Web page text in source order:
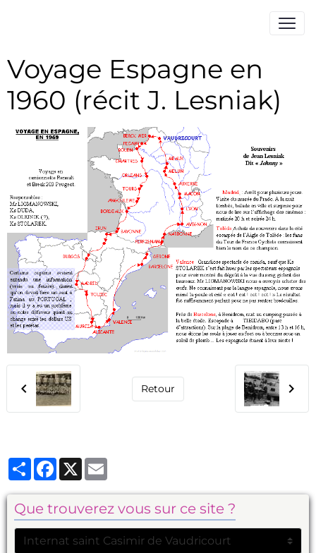
Voyage Espagne en
1960 (récit J. Lesniak)
Retour
PartagerFacebook
X
Que trouverez vous sur ce site ?